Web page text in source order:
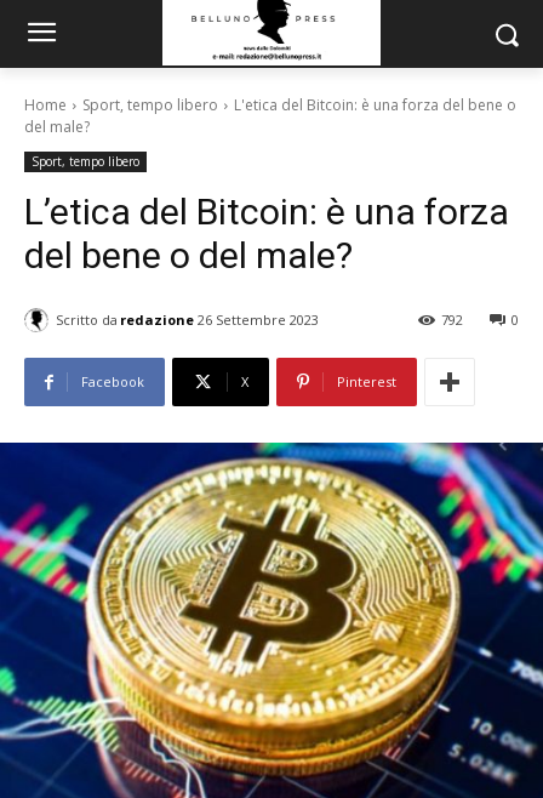
Home Sport, tempo libero
L'etica del Bitcoin: è una forza del bene o
del male?
Sport, tempo libero
L’etica del Bitcoin: è una forza
del bene o del male?
Scritto da redazione 26 Settembre 2023 0
792
Facebook X Pinterest